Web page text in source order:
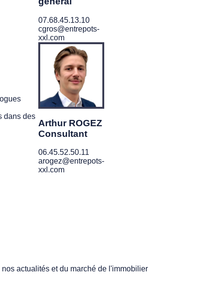
dans des
07.68.45.13.10
cgros@entrepots-
xxl.com
Arthur ROGEZ
Consultant
06.45.52.50.11
arogez@entrepots-
xxl.com
actualités et du marché de l'immobilier